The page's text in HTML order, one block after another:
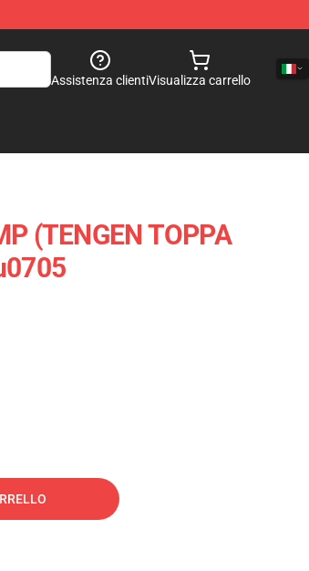
Assistenza clientiVisualizza carrello
(TENGEN TOPPA